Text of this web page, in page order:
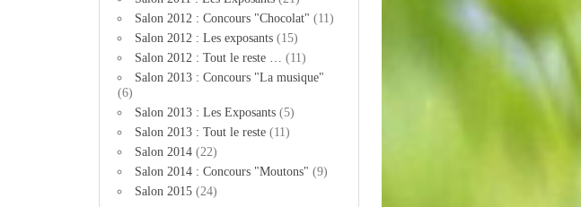
Salon 2012 : Concours "Chocolat" (11)
Salon 2012 : Les exposants (15)
Salon 2012 : Tout le reste …
(11)
Salon 2013 : Concours "La musique"
(6)
Salon 2013 : Les Exposants (5)
Salon 2013 : Tout le reste (11)
Salon 2014 (22)
Salon 2014 : Concours "Moutons" (9)
Salon 2015 (24)